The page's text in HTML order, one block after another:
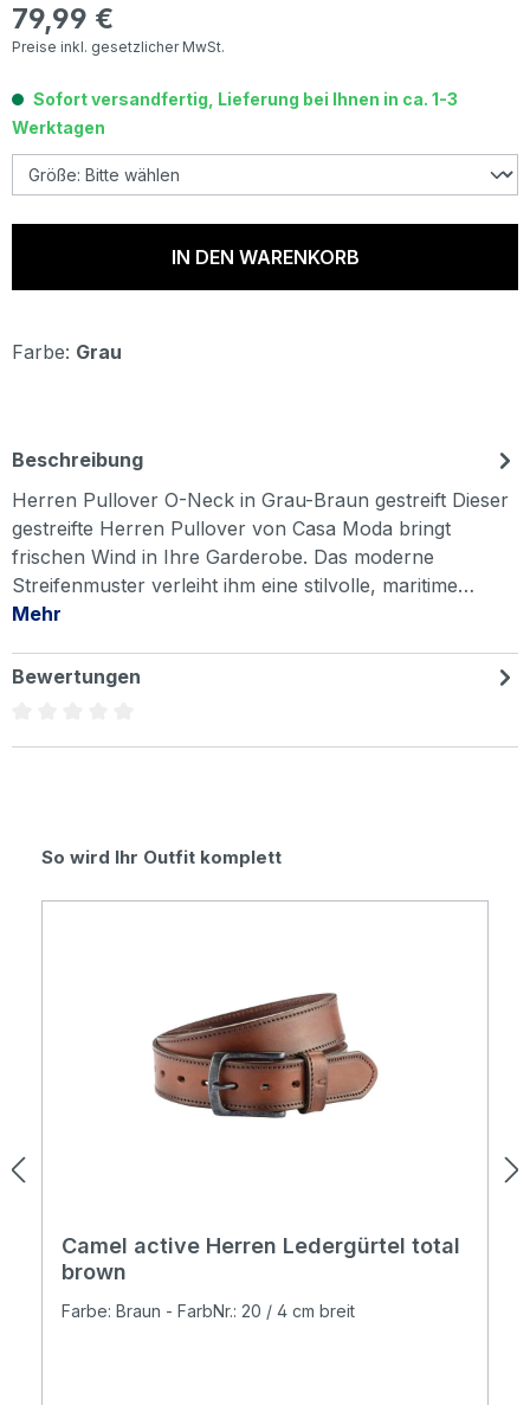
Regulärer Preis:
79,99 €
Preise inkl. gesetzlicher MwSt.
Sofort versandfertig, Lieferung bei Ihnen in ca. 1-3
Werktagen
IN DEN WARENKORB
Farbe: Grau
Beschreibung
Herren Pullover O-Neck in Grau-Braun gestreift Dieser
gestreifte Herren Pullover von Casa Moda bringt
frischen Wind in Ihre Garderobe. Das moderne
Streifenmuster verleiht ihm eine stilvolle, maritime…
Mehr
Bewertungen
Produktgalerie überspringen
So wird Ihr Outfit komplett
Camel active Herren Ledergürtel total
brown
Farbe: Braun - FarbNr.: 20 / 4 cm breit